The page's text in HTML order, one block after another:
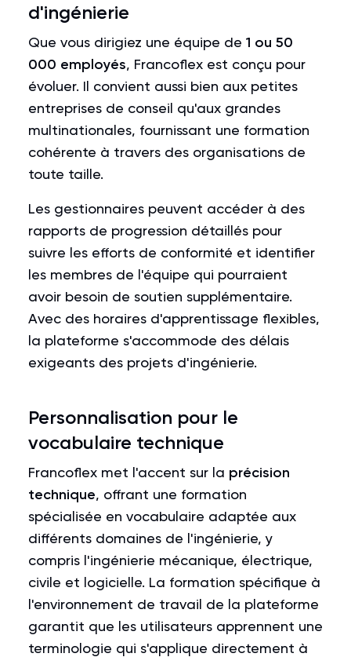
d'ingénierie
Que vous dirigiez une équipe de 1 ou 50
000 employés, Francoflex est conçu pour
évoluer. Il convient aussi bien aux petites
entreprises de conseil qu'aux grandes
multinationales, fournissant une formation
cohérente à travers des organisations de
toute taille.
Les gestionnaires peuvent accéder à des
rapports de progression détaillés pour
suivre les efforts de conformité et identifier
les membres de l'équipe qui pourraient
avoir besoin de soutien supplémentaire.
Avec des horaires d'apprentissage flexibles,
la plateforme s'accommode des délais
exigeants des projets d'ingénierie.
Personnalisation pour le
vocabulaire technique
Francoflex met l'accent sur la précision
technique, offrant une formation
spécialisée en vocabulaire adaptée aux
différents domaines de l'ingénierie, y
compris l'ingénierie mécanique, électrique,
civile et logicielle. La formation spécifique à
l'environnement de travail de la plateforme
garantit que les utilisateurs apprennent une
terminologie qui s'applique directement à